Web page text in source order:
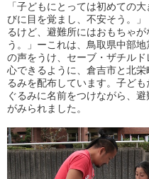
「子どもにとっては初めての
びに目を覚まし、不安そう。
るけど、避難所にはおもちゃ
う。」ーこれは、鳥取県中部
の声をうけ、セーブ・ザチル
心できるように、倉吉市と北
るみを配布しています。子ど
ぐるみに名前をつけながら、
がみられました。